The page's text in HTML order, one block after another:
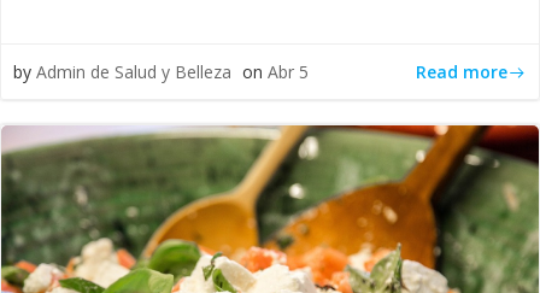
by Admin de Salud y Belleza on Abr 5 Read more